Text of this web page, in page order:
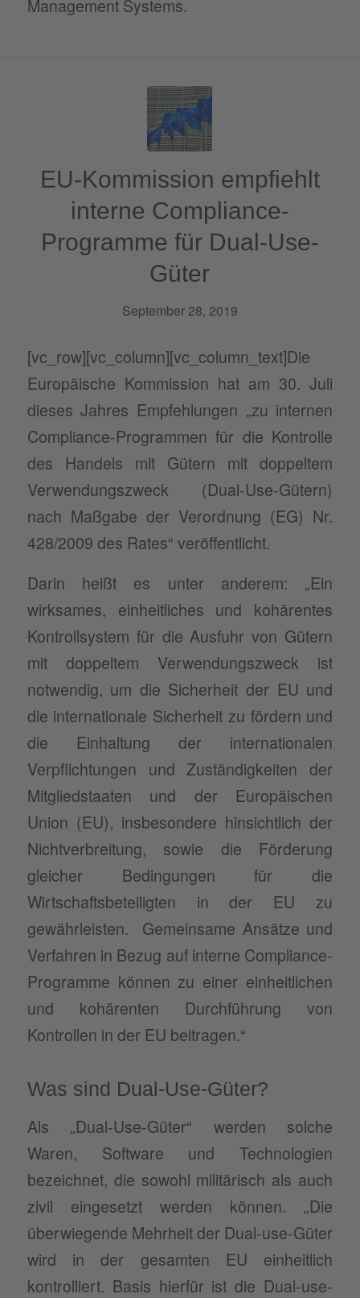
Management Systems.
EU-Kommission empfiehlt
interne Compliance-
Programme für Dual-Use-
Güter
September 28, 2019
[vc_row][vc_column][vc_column_text]Die
Europäische Kommission hat am 30. Juli
dieses Jahres Empfehlungen „zu internen
Compliance-Programmen für die Kontrolle
des Handels mit Gütern mit doppeltem
Verwendungszweck (Dual-Use-Gütern)
nach Maßgabe der Verordnung (EG) Nr.
428/2009 des Rates“ veröffentlicht.
Darin heißt es unter anderem: „Ein
wirksames, einheitliches und kohärentes
Kontrollsystem für die Ausfuhr von Gütern
mit doppeltem Verwendungszweck ist
notwendig, um die Sicherheit der EU und
die internationale Sicherheit zu fördern und
die Einhaltung der internationalen
Verpflichtungen und Zuständigkeiten der
Mitgliedstaaten und der Europäischen
Union (EU), insbesondere hinsichtlich der
Nichtverbreitung, sowie die Förderung
gleicher Bedingungen für die
Wirtschaftsbeteiligten in der EU zu
gewährleisten. Gemeinsame Ansätze und
Verfahren in Bezug auf interne Compliance-
Programme können zu einer einheitlichen
und kohärenten Durchführung von
Kontrollen in der EU beitragen.“
Was sind Dual-Use-Güter?
Als „Dual-Use-Güter“ werden solche
Waren, Software und Technologien
bezeichnet, die sowohl militärisch als auch
zivil eingesetzt werden können. „Die
überwiegende Mehrheit der Dual-use-Güter
wird in der gesamten EU einheitlich
kontrolliert. Basis hierfür ist die Dual-use-